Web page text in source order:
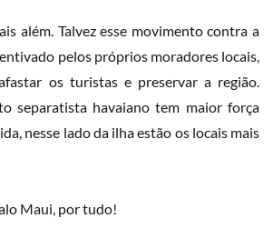
além. Talvez esse movimento contra a
pelos próprios moradores locais,
os turistas e preservar a região.
separatista havaiano tem maior força
nesse lado da ilha estão os locais mais
Maui, por tudo!